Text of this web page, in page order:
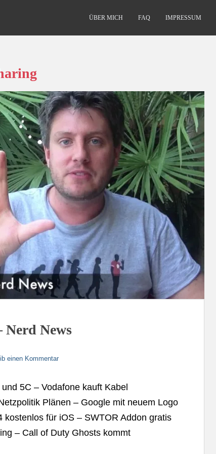
ÜBER MICH FAQ IMPRESSUM
Nerd News
einen Kommentar
5C – Vodafone kauft Kabel
Plänen – Google mit neuem Logo
für iOS – SWTOR Addon gratis
– Call of Duty Ghosts kommt